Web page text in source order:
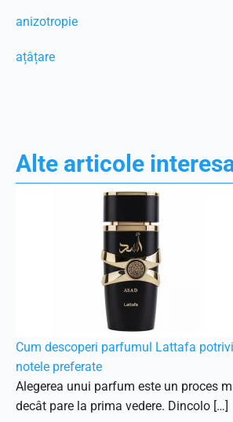
anizotropie
ațâțare
Alte articole
Cum descoperi parfumul Lattafa
notele preferate
Alegerea unui parfum este un proces
decât pare la prima vedere. Dincolo […]